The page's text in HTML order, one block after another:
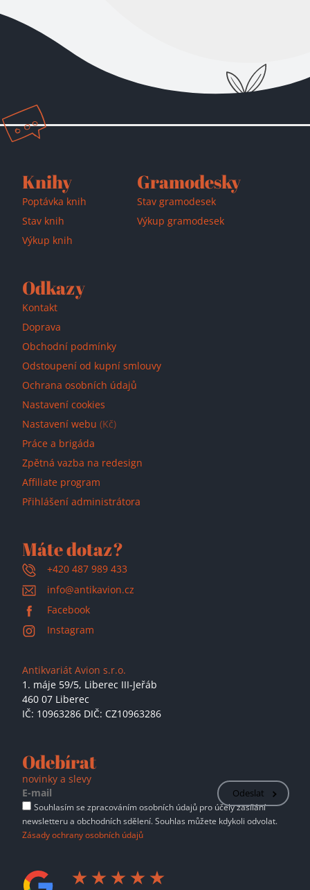
Knihy
Poptávka knih
Stav knih
Výkup knih
Gramodesky
Stav gramodesek
Výkup gramodesek
Odkazy
Kontakt
Doprava
Obchodní podmínky
Odstoupení od kupní smlouvy
Ochrana osobních údajů
Nastavení cookies
Nastavení webu (Kč)
Práce a brigáda
Zpětná vazba na redesign
Affiliate program
Přihlášení administrátora
Máte dotaz?
+420 487 989 433
info@antikavion.cz
Facebook
Instagram
Antikvariát Avion s.r.o.
1. máje 59/5, Liberec III-Jeřáb
460 07 Liberec
IČ: 10963286 DIČ: CZ10963286
Odebírat
novinky a slevy
Odeslat
Souhlasím se zpracováním osobních údajů pro účely zasílání
newsletteru a obchodních sdělení. Souhlas můžete kdykoli odvolat.
Zásady ochrany osobních údajů